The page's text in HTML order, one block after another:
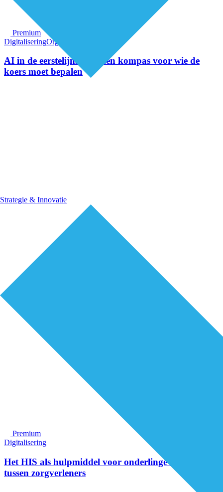
Strategie & Innovatie
Premium
DigitaliseringOrganisatie van zorg
AI in de eerstelijnszorg: een kompas voor wie de
koers moet bepalen
Premium
Digitalisering
Het HIS als hulpmiddel voor onderlinge afstemming
tussen zorgverleners